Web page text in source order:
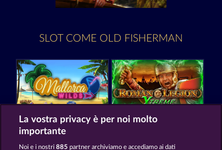
SLOT COME OLD FISHERMAN
Mallorca Wilds Roman Legion Xtreme
La vostra privacy è per noi molto
importante
Noi e i nostri885 partner archiviamo e accediamo ai dati